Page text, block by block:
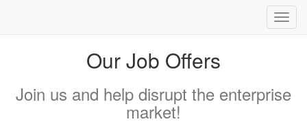
Our Job Offers
Join us and help disrupt the enterprise
market!